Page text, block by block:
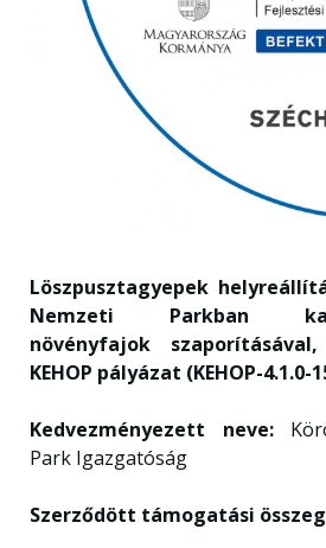
Löszpusztagyepek
Nemzeti Parkban
növényfajok
KEHOP pályázat (KEHOP-4.1.0-
Kedvezményezett neve:
Park Igazgatóság
Szerződött támogatási